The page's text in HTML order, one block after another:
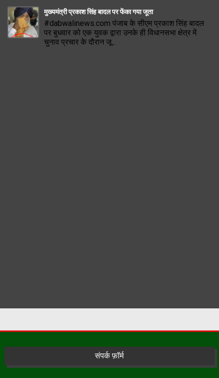
मुख्यमंत्री प्रकाश सिंह बादल पर फेंका गया जूता
#dabwalinews.com पंजाब के सीएम प्रकाश सिंह बादल
पर बुधवार को एक युवक द्वारा उनके ही विधानसभा क्षेत्र में
चुनाव प्रचार के दौरान जू...
संपर्क फ़ॉर्म